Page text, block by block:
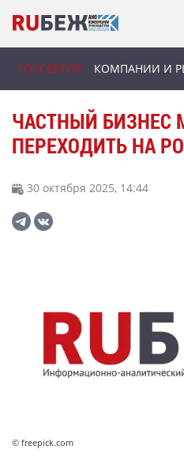
ГОССЕКТОР КОМПАНИИ И
ЧАСТНЫЙ БИЗНЕС
ПЕРЕХОДИТЬ НА
30 октября 2025, 14:44
© freepick.com